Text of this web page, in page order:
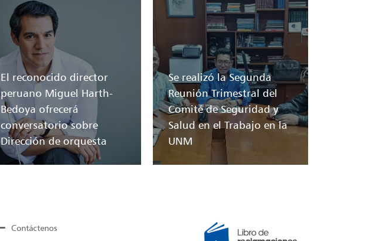
El reconocido director
peruano Miguel Harth-
Bedoya ofrecerá
conversatorio sobre
Dirección de orquesta
Se realizó la Segunda
Reunión Trimestral del
Comité de Seguridad y
Salud en el Trabajo en la
UNM
Contáctenos